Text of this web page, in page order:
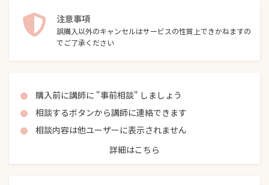
注意事項
誤購入以外のキャンセルはサービスの性質上できかねますの
でご了承ください
購入前に講師に "事前相談" しましょう
相談するボタンから講師に連絡できます
相談内容は他ユーザーに表示されません
詳細はこちら